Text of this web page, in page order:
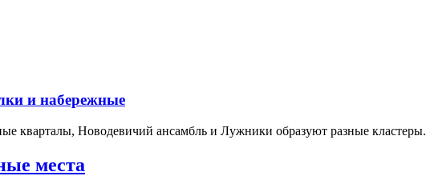
и набережные
кварталы, Новодевичий ансамбль и Лужники образуют разные кластеры.
места